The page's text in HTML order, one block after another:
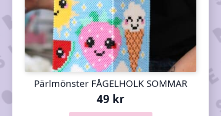
Pärlmönster FÅGELHOLK SOMMAR
49 kr